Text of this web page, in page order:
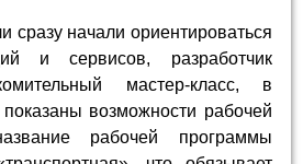
сразу начали ориентироваться
и сервисов, разработчик
мастер-класс, в
показаны возможности рабочей
рабочей программы